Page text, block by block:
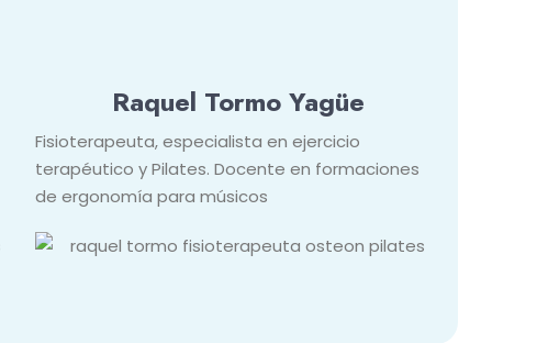
Raquel Tormo Yagüe
Fisioterapeuta, especialista en ejercicio
terapéutico y Pilates. Docente en formaciones
de ergonomía para músicos